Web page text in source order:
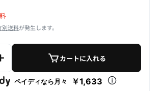
別送料が発生します。
カートに入れる
ペイディなら月々 ￥1,633